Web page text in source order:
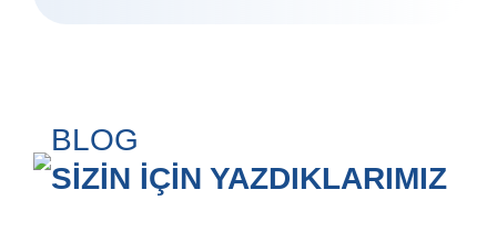
BLOG
SİZİN İÇİN YAZDIKLARIMIZ